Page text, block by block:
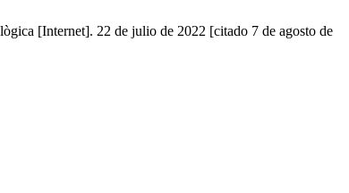
[Internet]. 22 de julio de 2022 [citado 7 de agosto de